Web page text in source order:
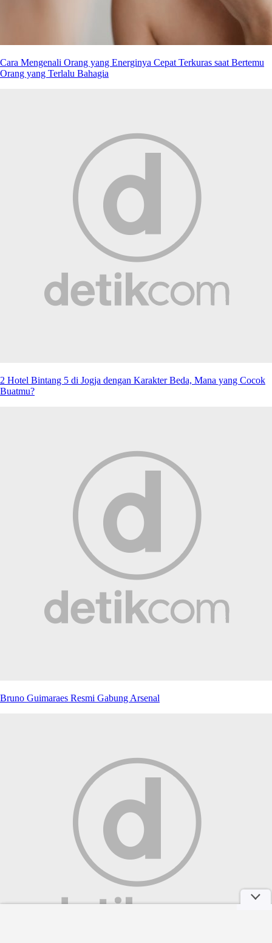
Cara Mengenali Orang yang Energinya Cepat Terkuras saat Bertemu
Orang yang Terlalu Bahagia
2 Hotel Bintang 5 di Jogja dengan Karakter Beda, Mana yang Cocok
Buatmu?
Bruno Guimaraes Resmi Gabung Arsenal